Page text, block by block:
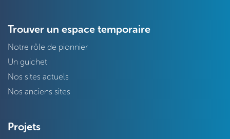
Trouver un espace temporaire
Notre rôle de pionnier
Un guichet
Nos sites actuels
Nos anciens sites
Projets